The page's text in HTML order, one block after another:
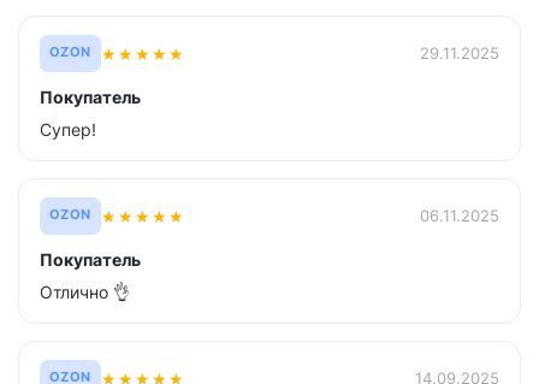
OZON ★★★★★ 29.11.2025
Покупатель
Супер!
OZON ★★★★★ 06.11.2025
Покупатель
Отлично 👌
OZON ★★★★★ 14.09.2025